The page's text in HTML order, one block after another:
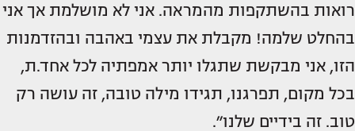
רואות בהשתקפות מהמראה. אני לא מושלמת אך אני
בהחלט שלמה! מקבלת את עצמי באהבה ובהזדמנות
הזו, אני מבקשת שתגלו יותר אמפתיה לכל אחד.ת,
בכל מקום, תפרגנו, תגידו מילה טובה, זה עושה רק
טוב. זה בידיים שלנו״.